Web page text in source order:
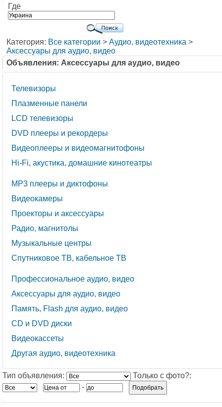
Где
Категория: Все категории > Аудио, видеотехника >
Аксессуары для аудио, видео
Объявления: Аксессуары для аудио, видео
Телевизоры
Плазменные панели
LCD телевизоры
DVD плееры и рекордеры
Видеоплееры и видеомагнитофоны
Hi-Fi, акустика, домашние кинотеатры
MP3 плееры и диктофоны
Видеокамеры
Проекторы и аксессуары
Радио, магнитолы
Музыкальные центры
Спутниковое ТВ, кабельное ТВ
Профессиональное аудио, видео
Аксессуары для аудио, видео
Память, Flash для аудио, видео
CD и DVD диски
Видеокассеты
Другая аудио, видеотехника
Тип объявления:
Только с фото?:
-